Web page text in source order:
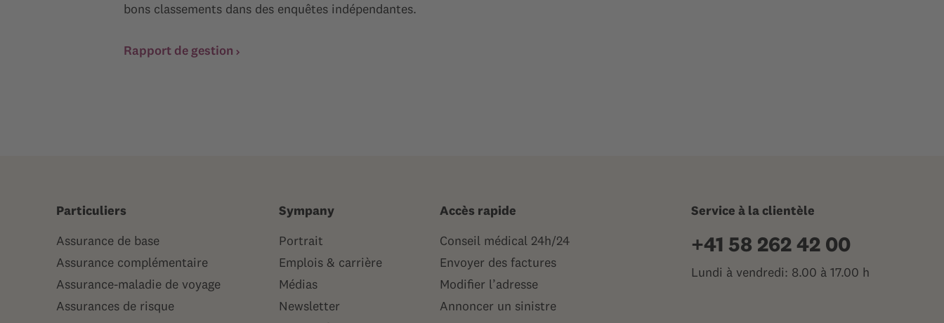
bons classements dans des enquêtes indépendantes.
Rapport de gestion
Service à la clientèle
+41 58 262 42 00
Lundi à vendredi: 8.00 à 17.00 h
Particuliers
Assurance de base
Assurance complémentaire
Assurance-maladie de voyage
Assurances de risque
Sympany
Portrait
Emplois & carrière
Médias
Newsletter
Accès rapide
Conseil médical 24h/24
Envoyer des factures
Modifier l’adresse
Annoncer un sinistre